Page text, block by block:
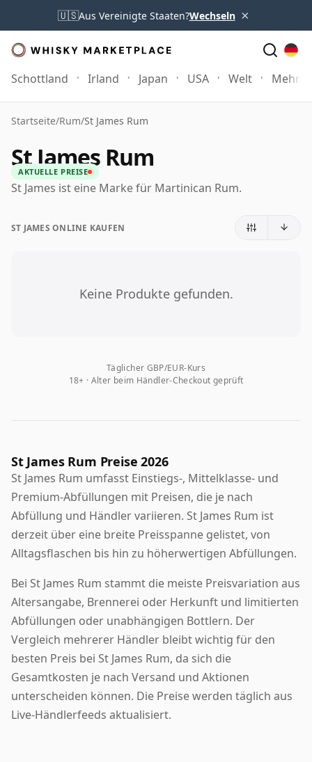
🇺🇸Aus Vereinigte Staaten?Wechseln ×
Schottland Irland Japan USA Welt Mehr
Startseite/Rum/St James Rum
St James Rum
AKTUELLE PREISE
St James ist eine Marke für Martinican Rum.
ST JAMES ONLINE KAUFEN
Keine Produkte gefunden.
Täglicher GBP/EUR-Kurs
18+ · Alter beim Händler-Checkout geprüft
St James Rum Preise 2026
St James Rum umfasst Einstiegs-, Mittelklasse- und
Premium-Abfüllungen mit Preisen, die je nach
Abfüllung und Händler variieren. St James Rum ist
derzeit über eine breite Preisspanne gelistet, von
Alltagsflaschen bis hin zu höherwertigen Abfüllungen.
Bei St James Rum stammt die meiste Preisvariation aus
Altersangabe, Brennerei oder Herkunft und limitierten
Abfüllungen oder unabhängigen Bottlern. Der
Vergleich mehrerer Händler bleibt wichtig für den
besten Preis bei St James Rum, da sich die
Gesamtkosten je nach Versand und Aktionen
unterscheiden können. Die Preise werden täglich aus
Live-Händlerfeeds aktualisiert.